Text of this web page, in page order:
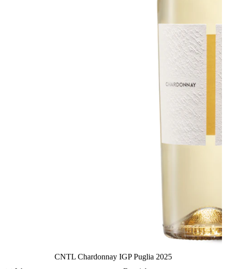
CNTL Chardonnay IGP Puglia 2025